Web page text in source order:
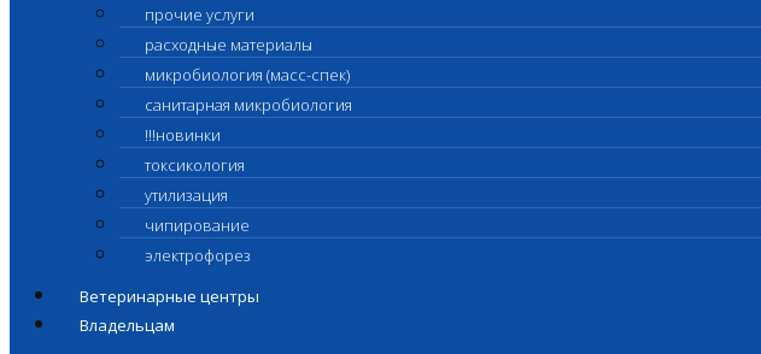
прочие услуги
расходные материалы
микробиология (масс-спек)
санитарная микробиология
!!!новинки
токсикология
утилизация
чипирование
электрофорез
Ветеринарные центры
Владельцам